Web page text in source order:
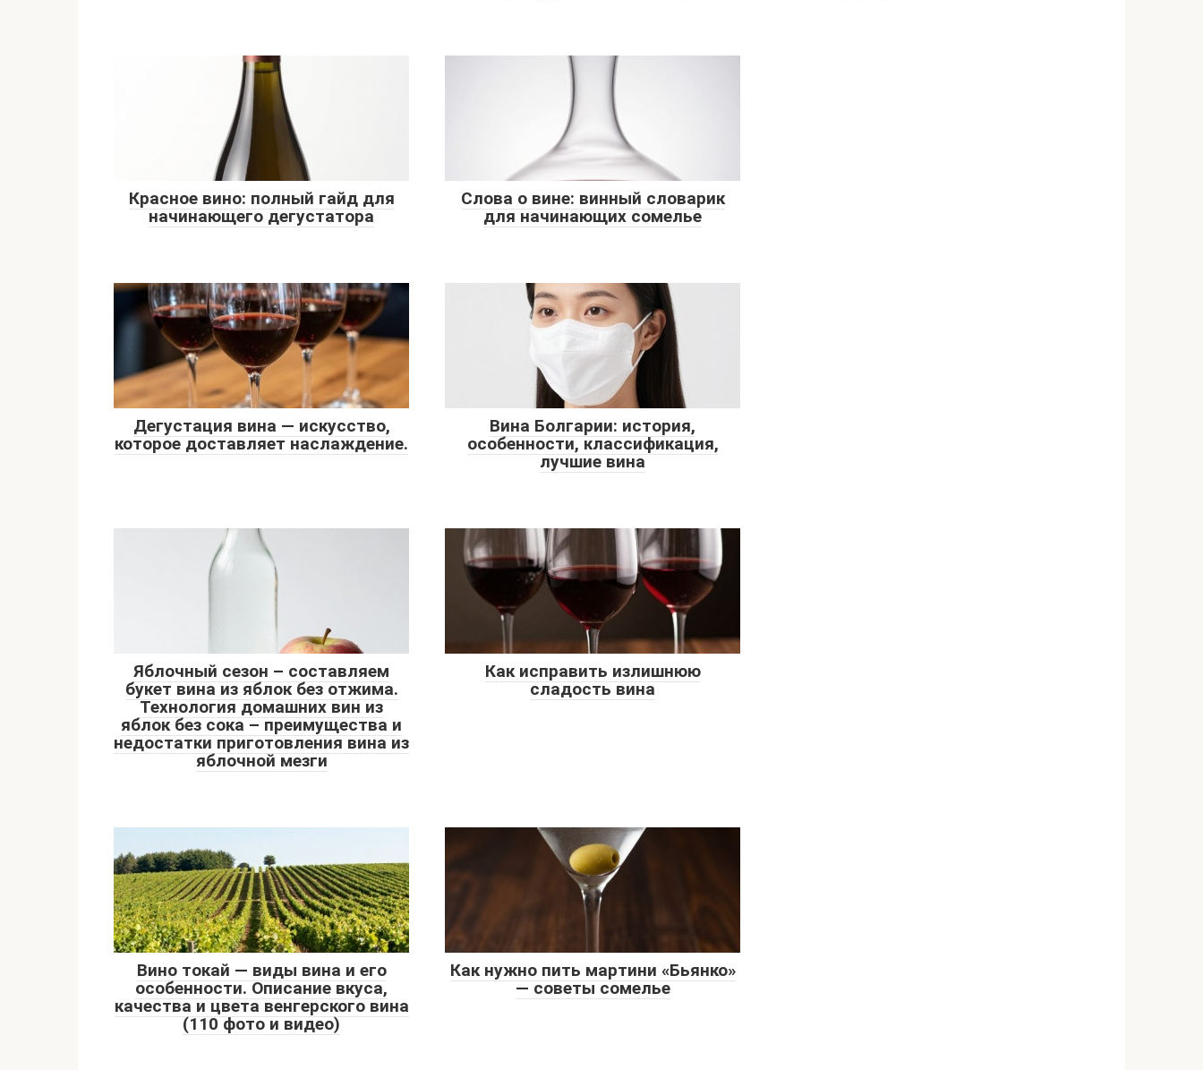
Красное вино: полный гайд для
начинающего дегустатора
Слова о вине: винный словарик
для начинающих сомелье
Дегустация вина — искусство,
которое доставляет наслаждение.
Вина Болгарии: история,
особенности, классификация,
лучшие вина
Яблочный сезон – составляем
букет вина из яблок без отжима.
Технология домашних вин из
яблок без сока – преимущества и
недостатки приготовления вина из
яблочной мезги
Как исправить излишнюю
сладость вина
Вино токай — виды вина и его
особенности. Описание вкуса,
качества и цвета венгерского вина
(110 фото и видео)
Как нужно пить мартини «Бьянко»
— советы сомелье